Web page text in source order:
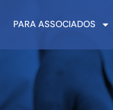
PARA ASSOCIADOS